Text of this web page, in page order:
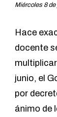
Miércoles 8
Hace
docente
junio, el
por
ánimo de